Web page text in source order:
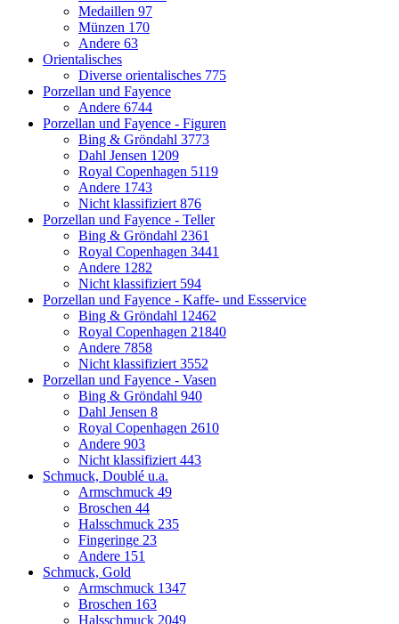
Medaillen 97
Münzen 170
Andere 63
Orientalisches
Diverse orientalisches 775
Porzellan und Fayence
Andere 6744
Porzellan und Fayence - Figuren
Bing & Gröndahl 3773
Dahl Jensen 1209
Royal Copenhagen 5119
Andere 1743
Nicht klassifiziert 876
Porzellan und Fayence - Teller
Bing & Gröndahl 2361
Royal Copenhagen 3441
Andere 1282
Nicht klassifiziert 594
Porzellan und Fayence - Kaffe- und Essservice
Bing & Gröndahl 12462
Royal Copenhagen 21840
Andere 7858
Nicht klassifiziert 3552
Porzellan und Fayence - Vasen
Bing & Gröndahl 940
Dahl Jensen 8
Royal Copenhagen 2610
Andere 903
Nicht klassifiziert 443
Schmuck, Doublé u.a.
Armschmuck 49
Broschen 44
Halsschmuck 235
Fingeringe 23
Andere 151
Schmuck, Gold
Armschmuck 1347
Broschen 163
Halsschmuck 2049